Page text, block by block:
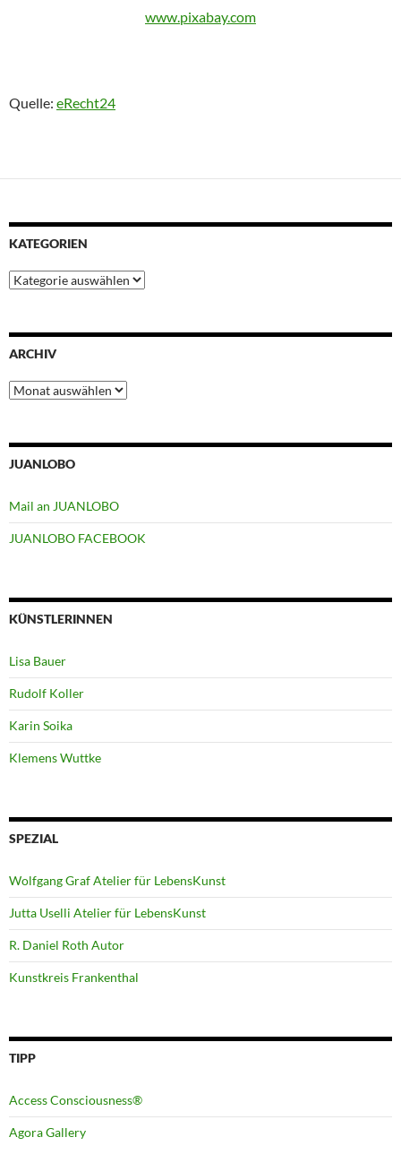
www.pixabay.com
Quelle: eRecht24
KATEGORIEN
Kategorien
ARCHIV
Archiv
JUANLOBO
Mail an JUANLOBO
JUANLOBO FACEBOOK
KÜNSTLERINNEN
Lisa Bauer
Rudolf Koller
Karin Soika
Klemens Wuttke
SPEZIAL
Wolfgang Graf Atelier für LebensKunst
Jutta Uselli Atelier für LebensKunst
R. Daniel Roth Autor
Kunstkreis Frankenthal
TIPP
Access Consciousness®
Agora Gallery